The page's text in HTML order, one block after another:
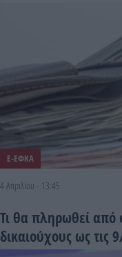
E-ΕΦΚΑ
4 Απριλίου - 13:45
Τι θα πληρωθεί
δικαιούχους ως τις